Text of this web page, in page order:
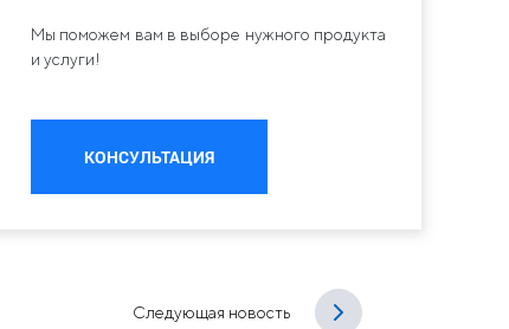
Мы поможем вам в выборе нужного продукта
и услуги!
КОНСУЛЬТАЦИЯ
Следующая новость